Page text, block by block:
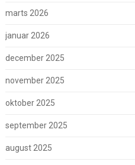
marts 2026
januar 2026
december 2025
november 2025
oktober 2025
september 2025
august 2025